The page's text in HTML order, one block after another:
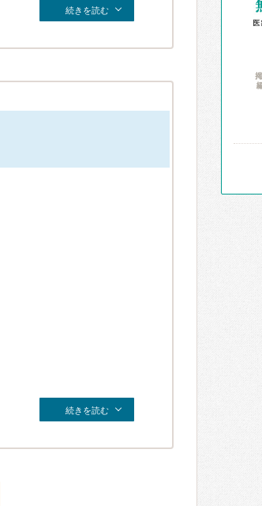
続きを読む
続きを読む